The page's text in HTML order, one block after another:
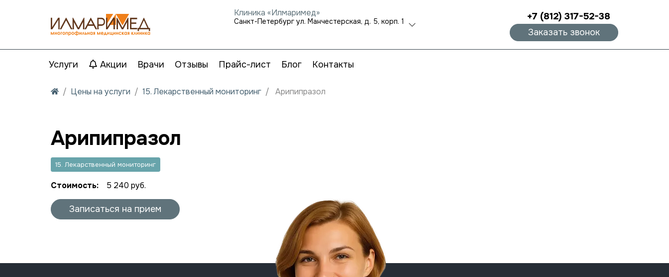
Клиника «Илмаримед»
Санкт-Петербург ул. Манчестерская, д. 5, корп. 1 +7 (812) 317-52-38
Заказать звонок
Услуги Акции Врачи Отзывы Прайс-лист Блог Контакты
Цены на услуги 15. Лекарственный мониторинг Арипипразол
Арипипразол
15. Лекарственный мониторинг
Стоимость: 5 240 руб.
Записаться на прием